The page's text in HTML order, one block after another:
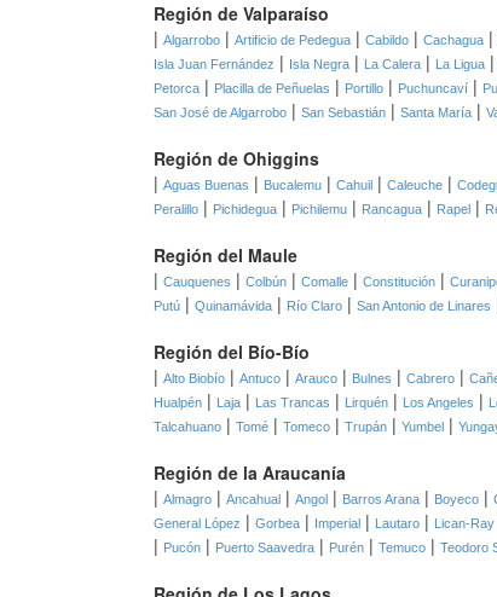
Región de Valparaíso
| Algarrobo | Artificio de Pedegua | Cabildo | Cachagua |
Isla Juan Fernández | Isla Negra | La Calera | La Ligua |
Petorca | Placilla de Peñuelas | Portillo | Puchuncaví |
San José de Algarrobo | San Sebastián | Santa María |
Región de Ohiggins
| Aguas Buenas | Bucalemu | Cahuil | Caleuche |
Peralillo | Pichidegua | Pichilemu | Rancagua | Rapel |
Región del Maule
| Cauquenes | Colbún | Comalle | Constitución |
Putú | Quinamávida | Río Claro | San Antonio de Linares
Región del Bío-Bío
| Alto Biobío | Antuco | Arauco | Bulnes | Cabrero |
Hualpén | Laja | Las Trancas | Lirquén | Los Angeles |
Talcahuano | Tomé | Tomeco | Trupán | Yumbel |
Región de la Araucanía
| Almagro | Ancahual | Angol | Barros Arana | Boyeco |
General López | Gorbea | Imperial | Lautaro | Lican-Ray
| Pucón | Puerto Saavedra | Purén | Temuco | Teodoro